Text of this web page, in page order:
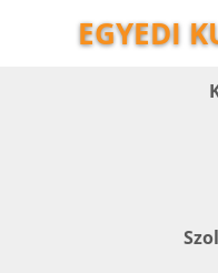
EGYEDI